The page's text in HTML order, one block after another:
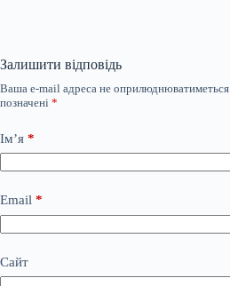
Залишити відповідь
Ваша e-mail адреса не оприлюднюватиметься.
позначені *
Ім’я *
Email *
Сайт